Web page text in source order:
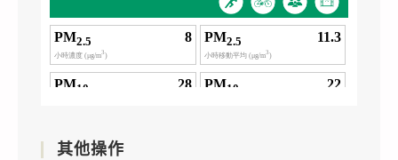
其他操作